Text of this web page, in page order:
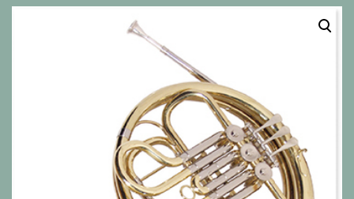
Produktgruppen
Küche
Magnete
Schreibwaren
Textilien